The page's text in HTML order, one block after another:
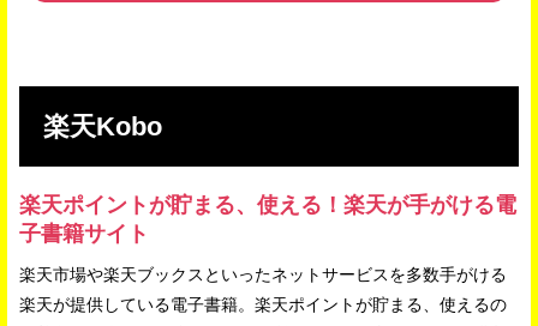
楽天Kobo
楽天ポイントが貯まる、使える！楽天が手がける電
子書籍サイト
楽天市場や楽天ブックスといったネットサービスを多数手がける
楽天が提供している電子書籍。楽天ポイントが貯まる、使えるの